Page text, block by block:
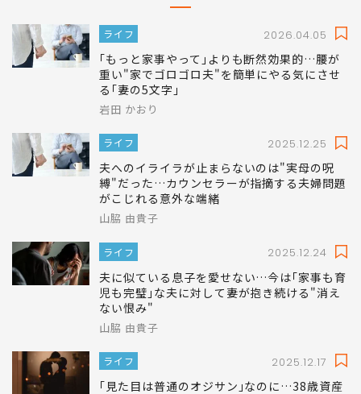
ライフ 2026.04.05
｢もっと家事やって｣よりも断然効果的…腰が
重い"家でゴロゴロ夫"を簡単にやる気にさせ
る｢妻の5文字｣
岩田 かおり
ライフ 2025.12.25
夫へのイライラが止まらないのは"実母の呪
縛"だった…カウンセラーが指摘する夫婦問題
がこじれる意外な端緒
山脇 由貴子
ライフ 2025.12.24
夫に似ている息子を愛せない…今は｢家事も育
児も完璧｣な夫に対して妻が抱き続ける"消え
ない恨み"
山脇 由貴子
ライフ 2025.12.17
｢見た目は普通のオジサン｣なのに…38歳資産